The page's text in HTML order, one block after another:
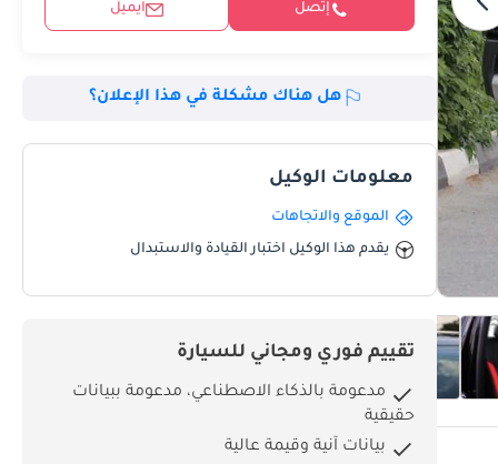
إتصل ايميل
هل هناك مشكلة في هذا الإعلان؟
معلومات الوكيل
الموقع والاتجاهات
يقدم هذا الوكيل اختبار القيادة والاستبدال
تقييم فوري ومجاني للسيارة
مدعومة بالذكاء الاصطناعي، مدعومة ببيانات
حقيقية
بيانات آنية وقيمة عالية